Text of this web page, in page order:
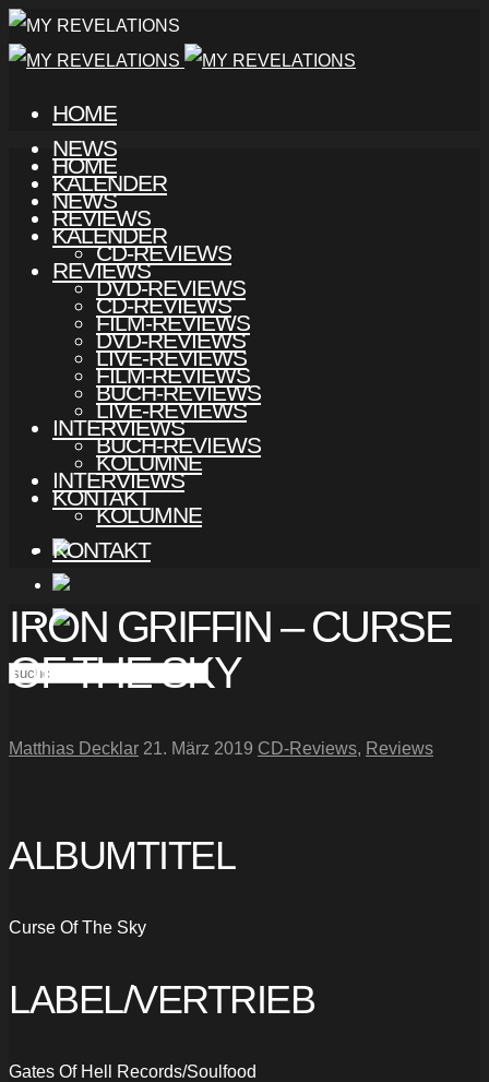
HOME
NEWS
KALENDER
REVIEWS
CD-REVIEWS
DVD-REVIEWS
FILM-REVIEWS
LIVE-REVIEWS
BUCH-REVIEWS
INTERVIEWS
KOLUMNE
KONTAKT
HOME
NEWS
KALENDER
REVIEWS
CD-REVIEWS
DVD-REVIEWS
FILM-REVIEWS
LIVE-REVIEWS
BUCH-REVIEWS
INTERVIEWS
KOLUMNE
KONTAKT
IRON GRIFFIN – CURSE
OF THE SKY
Matthias Decklar 21. März 2019 CD-Reviews, Reviews
ALBUMTITEL
Curse Of The Sky
LABEL/VERTRIEB
Gates Of Hell Records/Soulfood